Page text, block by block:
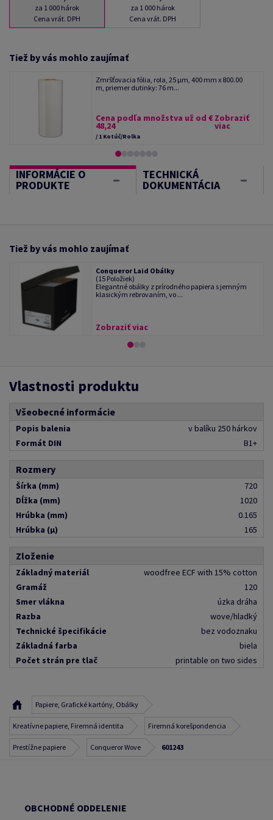
za 1 000 hárok
Cena vrát. DPH
za 1 000 hárok
Cena vrát. DPH
Tiež by vás mohlo zaujímať
Zmršťovacia fólia, rola, 25 µm, 400 mm x 800.00
m, priemer dutinky: 76 m...
Cena podľa množstva už od €
48,24
/ 1 Kotúč/Rolka
Zobraziť
viac
INFORMÁCIE O
PRODUKTE
TECHNICKÁ
DOKUMENTÁCIA
Tiež by vás mohlo zaujímať
Conqueror Laid Obálky
(15 Položiek)
Elegantné obálky z prírodného papiera s jemným
klasickým rebrovaním, vo ...
Zobraziť viac
Vlastnosti produktu
Všeobecné informácie
Popis balenia
v balíku 250 hárkov
Formát DIN
B1+
Rozmery
Šírka (mm)
720
Dĺžka (mm)
1020
Hrúbka (mm)
0.165
Hrúbka (μ)
165
Zloženie
Základný materiál
woodfree ECF with 15% cotton
Gramáž
120
Smer vlákna
úzka dráha
Razba
wove/hladký
Technické špecifikácie
bez vodoznaku
Základná farba
biela
Počet strán pre tlač
printable on two sides
Papiere, Grafické kartóny, Obálky
Kreatívne papiere, Firemná identita Firemná korešpondencia
Prestížne papiere Conqueror Wove 601243
OBCHODNÉ ODDELENIE